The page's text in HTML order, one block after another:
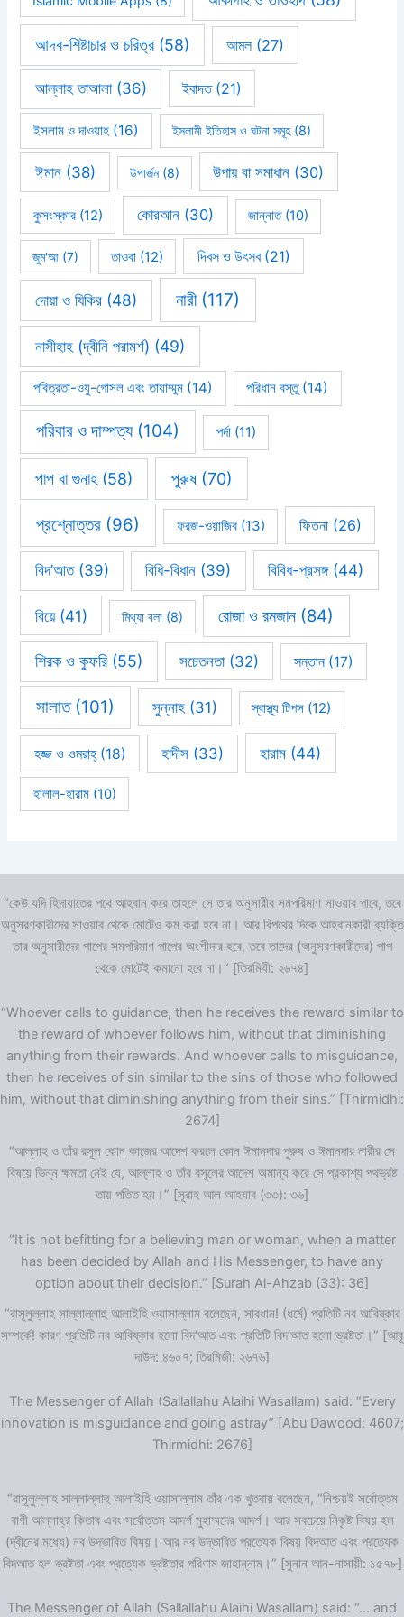
আদব-শিষ্টাচার ও চরিত্র(58) আমল(27)
আল্লাহ তাআলা(36) ইবাদত(21)
ইসলাম ও দাওয়াহ (16) ইসলামী ইতিহাস ও ঘটনা সমূহ(8)
ঈমান(38) উপার্জন(8) উপায় বা সমাধান (30)
কুসংস্কার(12) কোরআন (30) জান্নাত(10)
জুম'আ (7) তাওবা (12) দিবস ও উৎসব(21)
দোয়া ও যিকির (48) নারী(117)
নাসীহাহ (দ্বীনি পরামর্শ) (49)
পবিত্রতা-ওযু-গোসল এবং তায়াম্মুম (14) পরিধান বস্তু(14)
পরিবার ও দাম্পত্য(104) পর্দা(11)
পাপ বা গুনাহ(58) পুরুষ(70)
প্রশ্নোত্তর (96) ফরজ-ওয়াজিব(13) ফিতনা(26)
বিদ’আত(39) বিধি-বিধান (39) বিবিধ-প্রসঙ্গ(44)
বিয়ে(41) মিথ্যা বলা(8) রোজা ও রমজান (84)
শিরক ও কুফরি(55) সচেতনতা(32) সন্তান(17)
সালাত(101) সুন্নাহ (31) স্বাস্থ্য টিপস (12)
হজ্জ ও ওমরাহ্‌(18) হাদীস(33) হারাম (44)
হালাল-হারাম(10)
“কেউ যদি হিদায়াতের পথে আহবান করে তাহলে সে তার অনুসারীর সমপরিমাণ সাওয়াব পাবে, তবে
অনুসরণকারীদের সাওয়াব থেকে মোটেও কম করা হবে না। আর বিপথের দিকে আহবানকারী ব্যক্তি
তার অনুসারীদের পাপের সমপরিমাণ পাপের অংশীদার হবে, তবে তাদের (অনুসরণকারীদের) পাপ
থেকে মোটেই কমানো হবে না।” [তিরমিযী: ২৬৭৪]
“Whoever calls to guidance, then he receives the reward similar to
the reward of whoever follows him, without that diminishing
anything from their rewards. And whoever calls to misguidance,
then he receives of sin similar to the sins of those who followed
him, without that diminishing anything from their sins.” [Thirmidhi:
2674]
“আল্লাহ ও তাঁর রসূল কোন কাজের আদেশ করলে কোন ঈমানদার পুরুষ ও ঈমানদার নারীর সে
বিষয়ে ভিন্ন ক্ষমতা নেই যে, আল্লাহ ও তাঁর রসূলের আদেশ অমান্য করে সে প্রকাশ্য পথভ্রষ্ট
তায় পতিত হয়।” [সূরাহ আল আহযাব (৩৩): ৩৬]
“It is not befitting for a believing man or woman, when a matter
has been decided by Allah and His Messenger, to have any
option about their decision.” [Surah Al-Ahzab (33): 36]
“রাসূলুল্লাহ সাল্লাল্লাহু আলাইহি ওয়াসাল্লাম বলেছেন, সাবধান! (ধর্মে) প্রতিটি নব আবিষ্কার
সম্পর্কে! কারণ প্রতিটি নব আবিষ্কার হলো বিদ‘আত এবং প্রতিটি বিদ‘আত হলো ভ্রষ্টতা।” [আবূ
দাউদ: ৪৬০৭; তিরমিজী: ২৬৭৬]
The Messenger of Allah (Sallallahu Alaihi Wasallam) said: “Every
innovation is misguidance and going astray” [Abu Dawood: 4607;
Thirmidhi: 2676]
“রাসূলুল্লাহ সাল্লাল্লাহু আলাইহি ওয়াসাল্লাম তাঁর এক খুতবায় বলেছেন, “নিশ্চয়ই সর্বোত্তম
বাণী আল্লাহ্‌র কিতাব এবং সর্বোত্তম আদর্শ মুহাম্মদের আদর্শ। আর সবচেয়ে নিকৃষ্ট বিষয় হল
(দ্বীনের মধ্যে) নব উদ্ভাবিত বিষয়। আর নব উদ্ভাবিত প্রত্যেক বিষয় বিদআত এবং প্রত্যেক
বিদআত হল ভ্রষ্টতা এবং প্রত্যেক ভ্রষ্টতার পরিণাম জাহান্নাম।” [সুনান আন-নাসায়ী: ১৫৭৮]
The Messenger of Allah (Sallallahu Alaihi Wasallam) said: “… and